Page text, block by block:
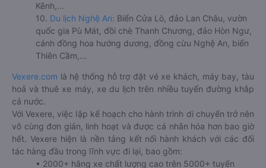
Kênh,...
10. Du lịch Nghệ An: Biển Cửa Lò, đảo Lan Châu, vườn
quốc gia Pù Mát, đồi chè Thanh Chương, đảo Hòn Ngư,
cánh đồng hoa hướng dương, đồng cừu Nghệ An, biển
Thiên Cầm,...
Vexere.com là hệ thống hỗ trợ đặt vé xe khách, máy bay, tàu
hoả và thuê xe máy, xe du lịch trên nhiều tuyến đường khắp
cả nước.
Với Vexere, việc lập kế hoạch cho hành trình di chuyển trở nên
vô cùng đơn giản, linh hoạt và được cá nhân hóa hơn bao giờ
hết. Vexere hiện là nền tảng kết nối hành khách với các đối
tác hàng đầu trong lĩnh vực đi lại, bao gồm:
• 2000+ hãng xe chất lượng cao trên 5000+ tuyến